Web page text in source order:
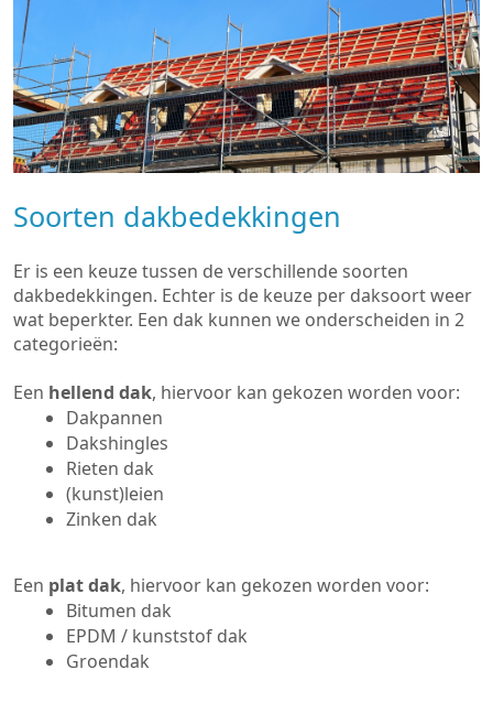
Soorten dakbedekkingen
Er is een keuze tussen de verschillende soorten
dakbedekkingen. Echter is de keuze per daksoort weer
wat beperkter. Een dak kunnen we onderscheiden in 2
categorieën:
Een hellend dak, hiervoor kan gekozen worden voor:
Dakpannen
Dakshingles
Rieten dak
(kunst)leien
Zinken dak
Een plat dak, hiervoor kan gekozen worden voor:
Bitumen dak
EPDM / kunststof dak
Groendak